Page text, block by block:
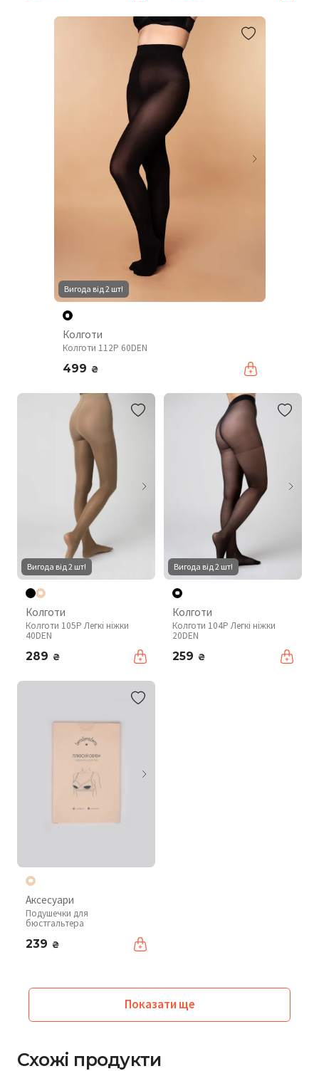
Вигода від 2 шт!
Колготи
Колготи 112P 60DEN
499 ₴
Вигода від 2 шт!
Колготи
Колготи 105P Легкі ніжки
40DEN
289 ₴
Вигода від 2 шт!
Колготи
Колготи 104P Легкі ніжки
20DEN
259 ₴
Аксесуари
Подушечки для
бюстгальтера
239 ₴
Показати ще
Схожі продукти